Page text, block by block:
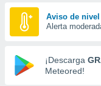
y
forma
digital
basada
Aviso de
Alerta
¡Descarga
Meteored!